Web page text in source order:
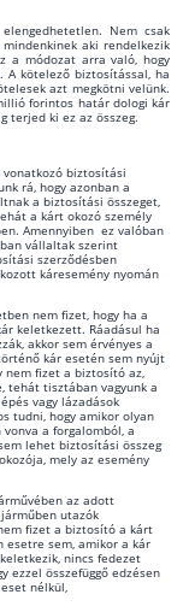
elengedhetetlen. Nem csak
aki rendelkezik
a módozat arra való, hogy
A kötelező biztosítással, ha
azt megkötni velünk.
forintos határ dologi kár
terjed ki ez az összeg.
biztosítási
rá, hogy azonban a
a biztosítási összeget,
a kárt okozó személy
Amennyiben ez valóban
vállaltak szerint
szerződésben
káresemény nyomán
nem fizet, hogy ha a
keletkezett. Ráadásul ha
akkor sem érvényes a
kár esetén sem nyújt
nem fizet a biztosító az,
tehát tisztában vagyunk a
vagy lázadások
tudni, hogy amikor olyan
a forgalomból, a
lehet biztosítási összeg
mely az esemény
az adott
utazók
fizet a biztosító a kárt
esetre sem, amikor a kár
nincs fedezet
ezzel összefüggő edzésen
nélkül,